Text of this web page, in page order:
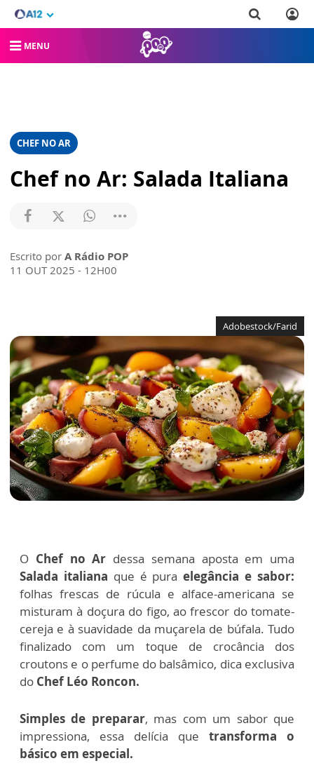
MENU
CHEF NO AR
Chef no Ar: Salada Italiana
Escrito por A Rádio POP
11 OUT 2025 - 12H00
Adobestock/Farid
O Chef no Ar dessa semana aposta em uma
Salada italiana que é pura elegância e sabor:
folhas frescas de rúcula e alface-americana se
misturam à doçura do figo, ao frescor do tomate-
cereja e à suavidade da muçarela de búfala. Tudo
finalizado com um toque de crocância dos
croutons e o perfume do balsâmico, dica exclusiva
do Chef Léo Roncon.
Simples de preparar, mas com um sabor que
impressiona, essa delícia que transforma o
básico em especial.